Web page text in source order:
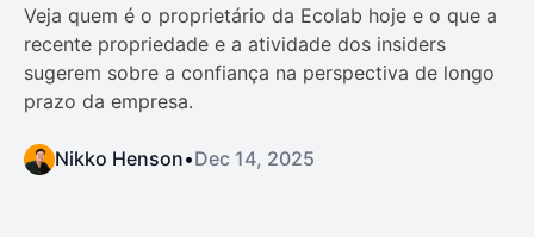
Veja quem é o proprietário da Ecolab hoje e o que a
recente propriedade e a atividade dos insiders
sugerem sobre a confiança na perspectiva de longo
prazo da empresa.
Nikko Henson•Dec 14, 2025